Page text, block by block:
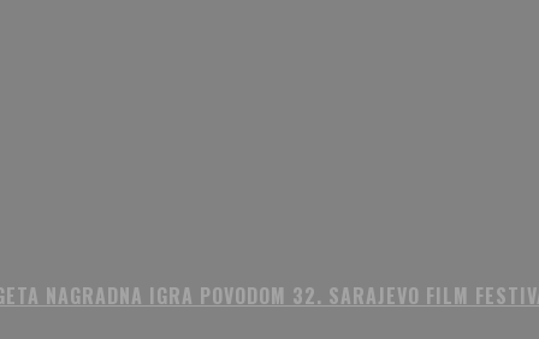
NAGRADNA IGRA POVODOM 32. SARAJEVO FILM